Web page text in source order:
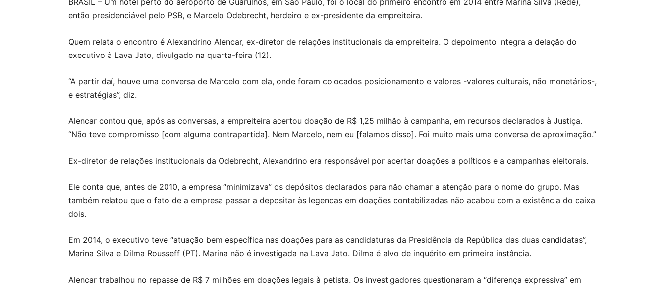
BRASIL – Um hotel perto do aeroporto de Guarulhos, em São Paulo, foi o local do primeiro encontro em 2014 entre Marina Silva (Rede),
então presidenciável pelo PSB, e Marcelo Odebrecht, herdeiro e ex-presidente da empreiteira.
Quem relata o encontro é Alexandrino Alencar, ex-diretor de relações institucionais da empreiteira. O depoimento integra a delação do
executivo à Lava Jato, divulgado na quarta-feira (12).
“A partir daí, houve uma conversa de Marcelo com ela, onde foram colocados posicionamento e valores -valores culturais, não monetários-,
e estratégias”, diz.
Alencar contou que, após as conversas, a empreiteira acertou doação de R$ 1,25 milhão à campanha, em recursos declarados à Justiça.
“Não teve compromisso [com alguma contrapartida]. Nem Marcelo, nem eu [falamos disso]. Foi muito mais uma conversa de aproximação.”
Ex-diretor de relações institucionais da Odebrecht, Alexandrino era responsável por acertar doações a políticos e a campanhas eleitorais.
Ele conta que, antes de 2010, a empresa “minimizava” os depósitos declarados para não chamar a atenção para o nome do grupo. Mas
também relatou que o fato de a empresa passar a depositar às legendas em doações contabilizadas não acabou com a existência do caixa
dois.
Em 2014, o executivo teve “atuação bem específica nas doações para as candidaturas da Presidência da República das duas candidatas”,
Marina Silva e Dilma Rousseff (PT). Marina não é investigada na Lava Jato. Dilma é alvo de inquérito em primeira instância.
Alencar trabalhou no repasse de R$ 7 milhões em doações legais à petista. Os investigadores questionaram a “diferença expressiva” em